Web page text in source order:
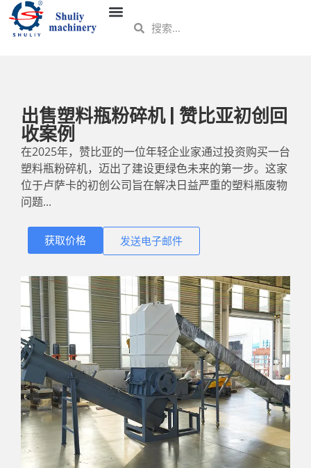
出售塑料瓶粉碎机 | 赞比亚初创回
收案例
在2025年，赞比亚的一位年轻企业家通过投资购买一台
塑料瓶粉碎机，迈出了建设更绿色未来的第一步。这家
位于卢萨卡的初创公司旨在解决日益严重的塑料瓶废物
问题...
获取价格 发送电子邮件